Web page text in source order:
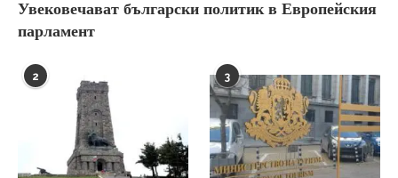
Увековечават български политик в Европейския
парламент
2 3